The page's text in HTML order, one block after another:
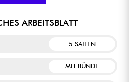
ARBEITSBLATT
5 SAITEN
MIT BÜNDE